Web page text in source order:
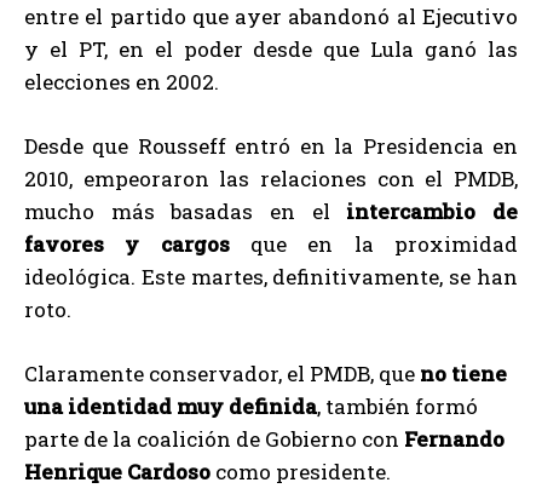
entre el partido que ayer abandonó al Ejecutivo
y el PT, en el poder desde que Lula ganó las
elecciones en 2002.
Desde que Rousseff entró en la Presidencia en
2010, empeoraron las relaciones con el PMDB,
mucho más basadas en el intercambio de
favores y cargosque en la proximidad
ideológica. Este martes, definitivamente, se han
roto.
Claramente conservador, el PMDB, que no tiene
una identidad muy definida, también formó
parte de la coalición de Gobierno con Fernando
Henrique Cardoso como presidente.